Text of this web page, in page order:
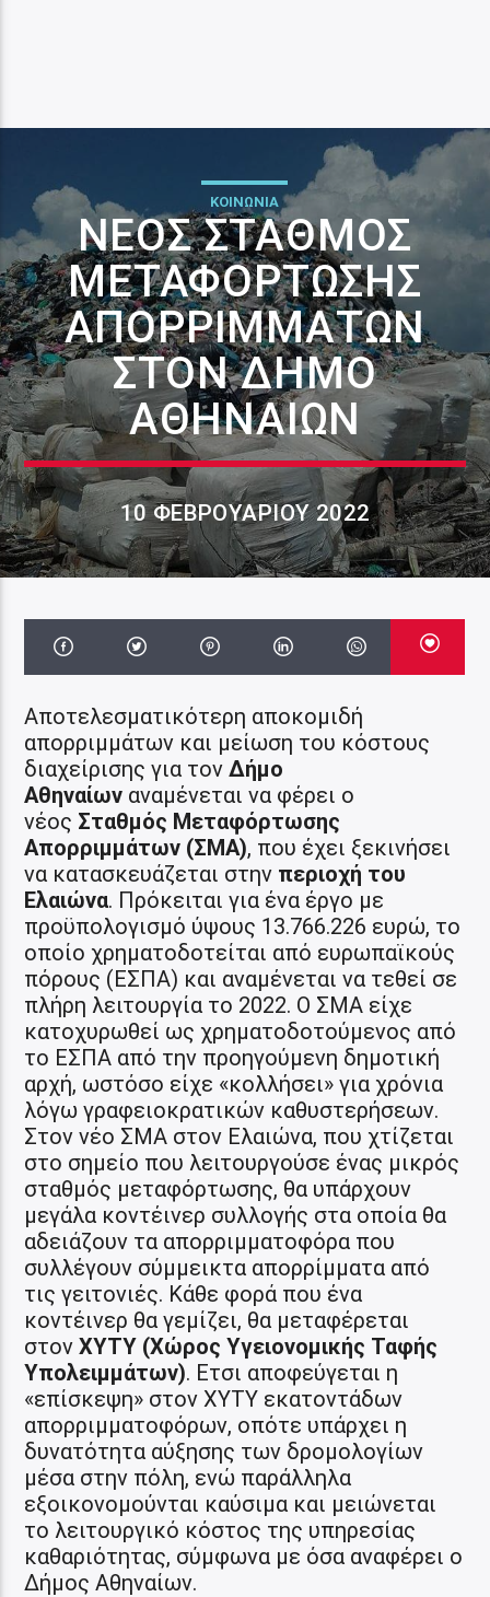
ΚΟΙΝΩΝΙΑ
ΝΈΟΣ ΣΤΑΘΜΌΣ
ΜΕΤΑΦΌΡΤΩΣΗΣ
ΑΠΟΡΡΙΜΜΆΤΩΝ
ΣΤΟΝ ΔΉΜΟ
ΑΘΗΝΑΊΩΝ
10 ΦΕΒΡΟΥΑΡΊΟΥ 2022
Αποτελεσματικότερη αποκομιδή
απορριμμάτων και μείωση του κόστους
διαχείρισης για τονΔήμο
Αθηναίων αναμένεται να φέρει ο
νέος Σταθμός Μεταφόρτωσης
Απορριμμάτων (ΣΜΑ), που έχει ξεκινήσει
να κατασκευάζεται στην περιοχή του
Ελαιώνα. Πρόκειται για ένα έργο με
προϋπολογισμό ύψους 13.766.226 ευρώ, το
οποίο χρηματοδοτείται από ευρωπαϊκούς
πόρους (ΕΣΠΑ) και αναμένεται να τεθεί σε
πλήρη λειτουργία το 2022. O ΣΜΑ είχε
κατοχυρωθεί ως χρηματοδοτούμενος από
το ΕΣΠΑ από την προηγούμενη δημοτική
αρχή, ωστόσο είχε «κολλήσει» για χρόνια
λόγω γραφειοκρατικών καθυστερήσεων.
Στον νέο ΣΜΑ στον Ελαιώνα, που χτίζεται
στο σημείο που λειτουργούσε ένας μικρός
σταθμός μεταφόρτωσης, θα υπάρχουν
μεγάλα κοντέινερ συλλογής στα οποία θα
αδειάζουν τα απορριμματοφόρα που
συλλέγουν σύμμεικτα απορρίμματα από
τις γειτονιές. Κάθε φορά που ένα
κοντέινερ θα γεμίζει, θα μεταφέρεται
στονΧΥΤΥ (Χώρος Υγειονομικής Ταφής
Υπολειμμάτων). Ετσι αποφεύγεται η
«επίσκεψη» στον ΧΥΤΥ εκατοντάδων
απορριμματοφόρων, οπότε υπάρχει η
δυνατότητα αύξησης των δρομολογίων
μέσα στην πόλη, ενώ παράλληλα
εξοικονομούνται καύσιμα και μειώνεται
το λειτουργικό κόστος της υπηρεσίας
καθαριότητας, σύμφωνα με όσα αναφέρει ο
Δήμος Αθηναίων.